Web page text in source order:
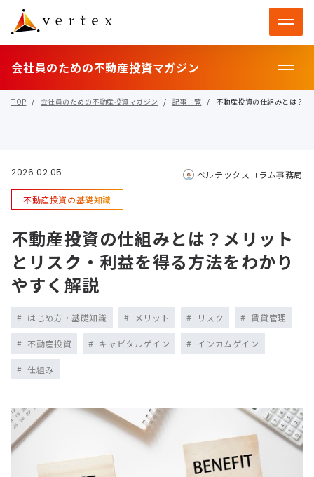
会社員のための不動産投資マガジン
TOP 会社員のための不動産投資マガジン 記事一覧 不動産投資の仕組みとは？
2026.02.05
不動産投資の基礎知識
ベルテックスコラム事務局
不動産投資の仕組みとは？メリット
とリスク・利益を得る方法をわかり
やすく解説
はじめ方・基礎知識 メリット リスク 賃貸管理
不動産投資 キャピタルゲイン インカムゲイン
仕組み